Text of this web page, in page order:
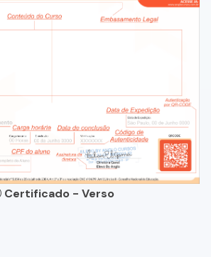
Certificado - Verso